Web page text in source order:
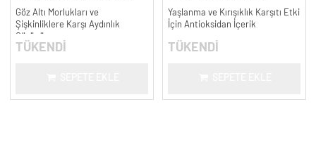
Göz Altı Morlukları ve
Şişkinliklere Karşı Aydınlık
Görünüm
TÜKENDİ
Yaşlanma ve Kırışıklık Karşıtı Etki
İçin Antioksidan İçerik
TÜKENDİ